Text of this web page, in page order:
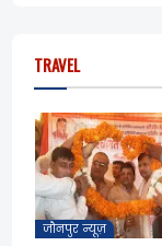
TRAVEL
जौनपुर न्यूज़